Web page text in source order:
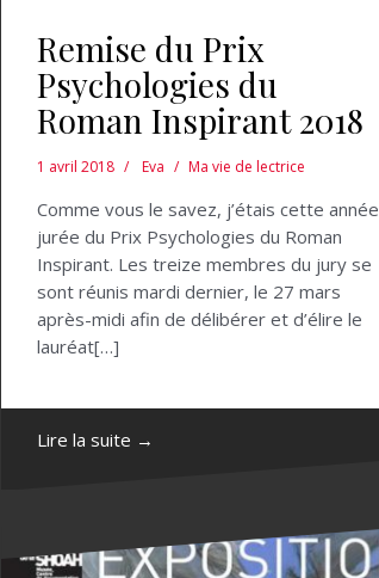
Remise du Prix
Psychologies du
Roman Inspirant 2018
1 avril 2018 Eva Ma vie de lectrice
Comme vous le savez, j’étais cette année
jurée du Prix Psychologies du Roman
Inspirant. Les treize membres du jury se
sont réunis mardi dernier, le 27 mars
après-midi afin de délibérer et d’élire le
lauréat[…]
Lire la suite →